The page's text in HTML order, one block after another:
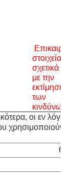
στοιχεία
σχετικά
με την
εκτίμηση
των
κινδύνων
οι εν